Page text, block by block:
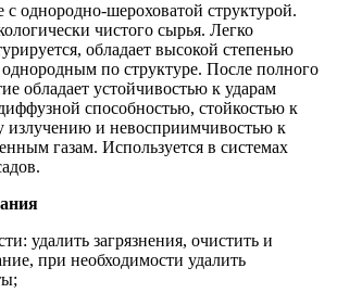
с однородно-шероховатой структурой.
чистого сырья. Легко
обладает высокой степенью
однородным по структуре. После полного
обладает устойчивостью к ударам
способностью, стойкостью к
излучению и невосприимчивостью к
газам. Используется в системах
удалить загрязнения, очистить и
при необходимости удалить